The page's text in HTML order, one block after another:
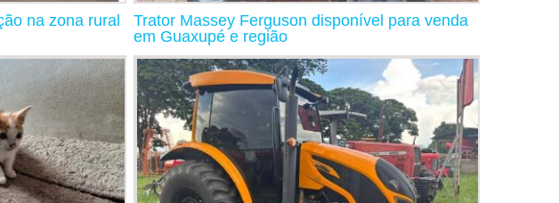
na zona rural
Trator Massey Ferguson disponível para venda
em Guaxupé e região